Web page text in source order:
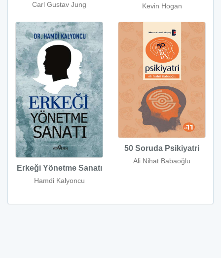
Carl Gustav Jung Kevin Hogan
Erkeği Yönetme Sanatı
Hamdi Kalyoncu
50 Soruda Psikiyatri
Ali Nihat Babaoğlu